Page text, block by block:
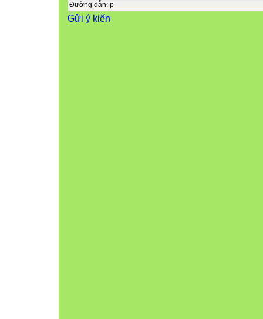
Đường dẫn: p
Gửi ý kiến